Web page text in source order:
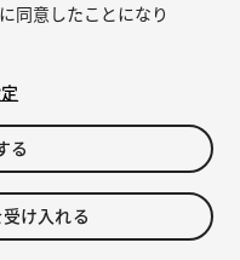
同意したことになり
る
け入れる